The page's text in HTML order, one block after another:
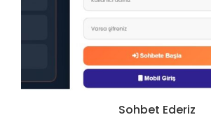
Sohbet Ederiz